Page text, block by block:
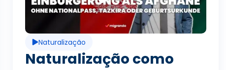
v
p
Naturalização
Naturalização como